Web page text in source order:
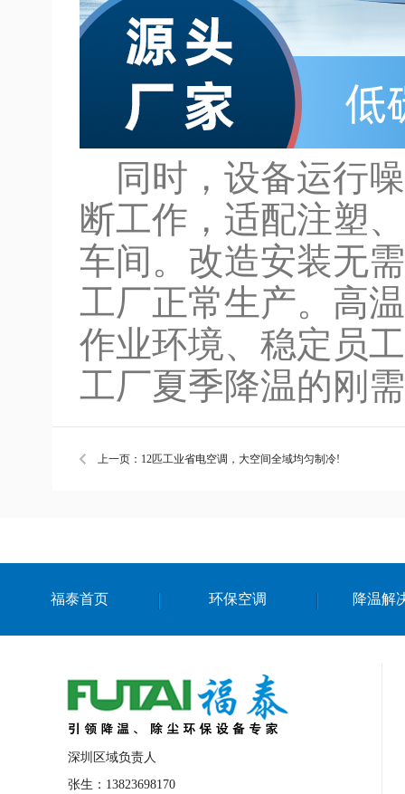
同时，设备运行
断工作，适配注塑
车间。改造安装无
工厂正常生产。高
作业环境、稳定员
工厂夏季降温的刚
上一页：12匹工业省电空调，大空间全域均匀制冷!
福泰首页 环保空调 降温解
深圳区域负责人
张生：13823698170